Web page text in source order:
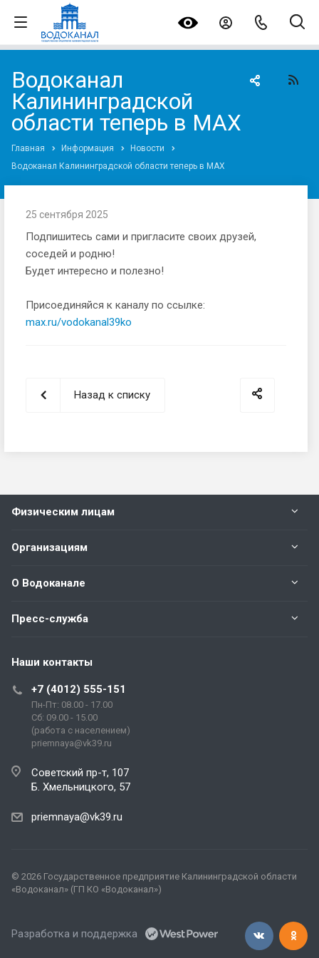
Водоканал
Калининградской
области теперь в MAX
Главная Информация
Новости
Водоканал Калининградской области теперь в MAX
25 сентября 2025
Подпишитесь сами и пригласите своих друзей,
соседей и родню!
Будет интересно и полезно!
Присоединяйся к каналу по ссылке:
max.ru/vodokanal39ko
Назад к списку
Физическим лицам
Организациям
О Водоканале
Пресс-служба
Наши контакты
+7 (4012) 555-151
Пн-Пт: 08.00 - 17.00
Сб: 09.00 - 15.00
(работа с населением)
priemnaya@vk39.ru
Советский пр-т, 107
Б. Хмельницкого, 57
priemnaya@vk39.ru
© 2026 Государственное предприятие Калининградской области
«Водоканал» (ГП КО «Водоканал»)
Разработка и поддержка